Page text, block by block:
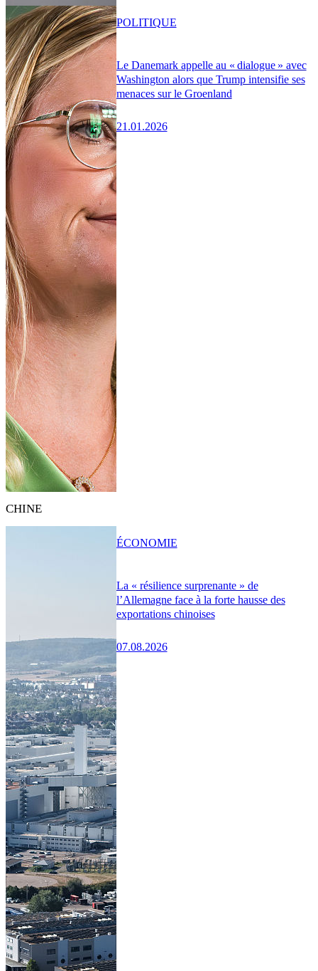
Le Danemark appelle au « dialogue » avec
Washington alors que Trump intensifie ses
menaces sur le Groenland
21.01.2026
POLITIQUE
CHINE
La « résilience surprenante » de
l’Allemagne face à la forte hausse des
exportations chinoises
07.08.2026
ÉCONOMIE